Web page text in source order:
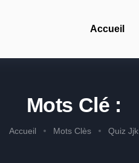
Accueil
Mots Clé :
Accueil Mots Clès Quiz Jjk